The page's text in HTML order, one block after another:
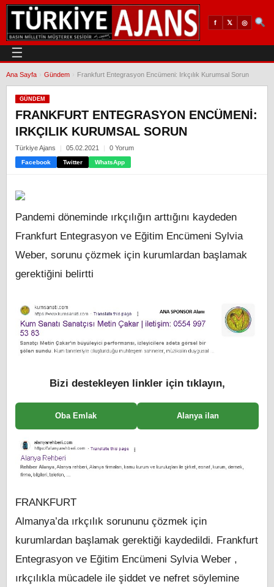
f 𝕏 ◎
☰
Ana Sayfa Gündem Frankfurt Entegrasyon Encümeni: Irkçılık Kurumsal Sorun
GÜNDEM
FRANKFURT ENTEGRASYON ENCÜMENI:
IRKÇILIK KURUMSAL SORUN
Türkiye Ajans 05.02.2021 0 Yorum
Facebook Twitter WhatsApp
Pandemi döneminde ırkçılığın arttığını kaydeden
Frankfurt Entegrasyon ve Eğitim Encümeni Sylvia
Weber, sorunu çözmek için kurumlardan başlamak
gerektiğini belirtti
Bizi destekleyen linkler için tıklayın,
Oba Emlak Alanya ilan
FRANKFURT
Almanya’da ırkçılık sorununu çözmek için
kurumlardan başlamak gerektiği kaydedildi. Frankfurt
Entegrasyon ve Eğitim Encümeni Sylvia Weber ,
ırkçılıkla mücadele ile şiddet ve nefret söylemine